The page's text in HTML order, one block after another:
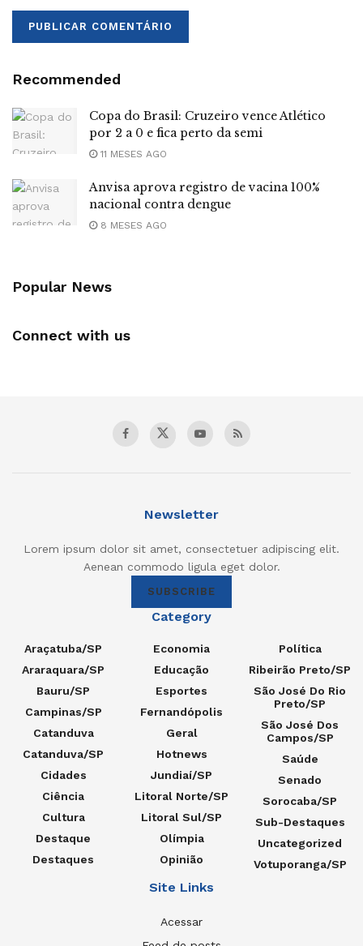
Recommended
Copa do Brasil: Cruzeiro vence Atlético
por 2 a 0 e fica perto da semi
11 MESES AGO
Anvisa aprova registro de vacina 100%
nacional contra dengue
8 MESES AGO
Popular News
Connect with us
Newsletter
Lorem ipsum dolor sit amet, consectetuer adipiscing elit.
Aenean commodo ligula eget dolor.
SUBSCRIBE
Category
Araçatuba/SP
Araraquara/SP
Bauru/SP
Campinas/SP
Catanduva
Catanduva/SP
Cidades
Ciência
Cultura
Destaque
Destaques
Economia
Educação
Esportes
Fernandópolis
Geral
Hotnews
Jundiaí/SP
Litoral Norte/SP
Litoral Sul/SP
Olímpia
Opinião
Política
Ribeirão Preto/SP
São José Do Rio
Preto/SP
São José Dos
Campos/SP
Saúde
Senado
Sorocaba/SP
Sub-Destaques
Uncategorized
Votuporanga/SP
Site Links
Acessar